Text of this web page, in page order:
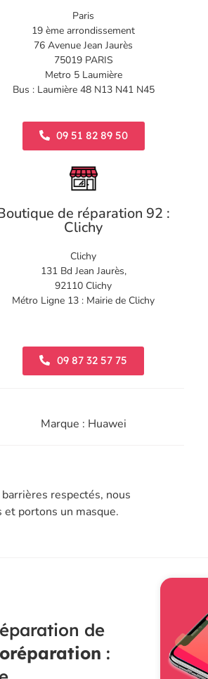
Paris
19 ème arrondissement
76 Avenue Jean Jaurès
75019 PARIS
Metro 5 Laumière
Bus : Laumière 48 N13 N41 N45
09 51 82 89 50
de réparation 92 :
Clichy
Clichy
131 Bd Jean Jaurès,
92110 Clichy
Métro Ligne 13 : Mairie de Clichy
09 87 32 57 75
Marque : Huawei
respectés, nous
portons un masque.
de
: